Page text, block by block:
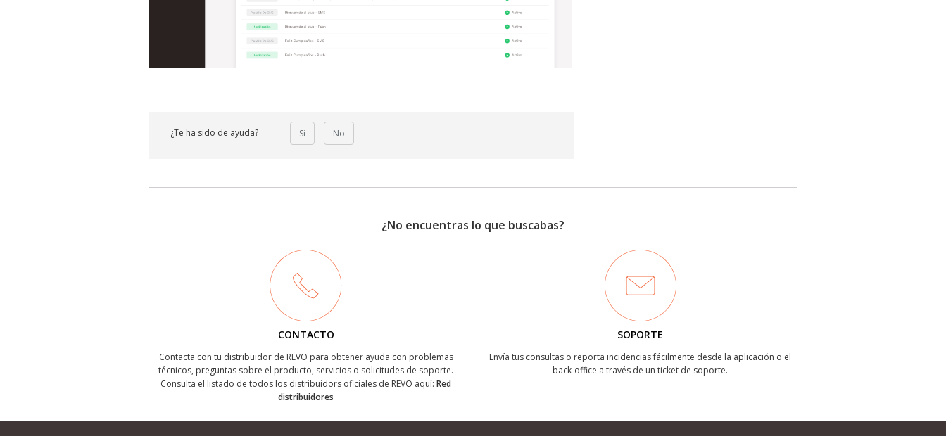
¿Te ha sido de ayuda? Si No
¿No encuentras lo que buscabas?
CONTACTO
Contacta con tu distribuidor de REVO para obtener ayuda con problemas
técnicos, preguntas sobre el producto, servicios o solicitudes de soporte.
Consulta el listado de todos los distribuidors oficiales de REVO aquí: Red
distribuidores
SOPORTE
Envía tus consultas o reporta incidencias fácilmente desde la aplicación o el
back-office a través de un ticket de soporte.